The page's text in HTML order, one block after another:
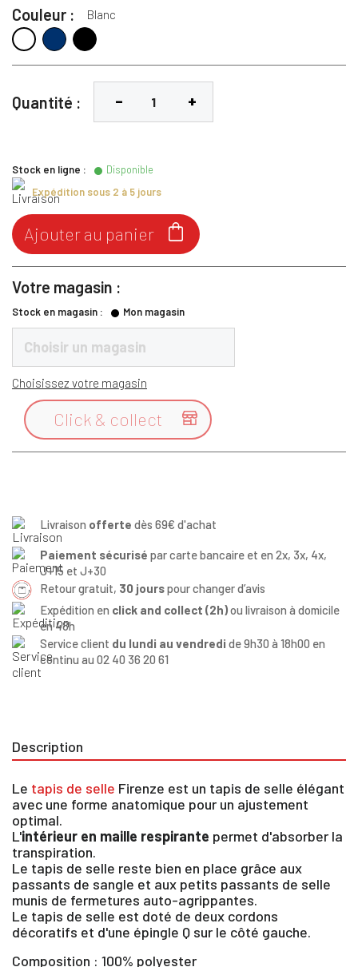
Couleur : Blanc
Blanc Navy Noir
Quantité :
Stock en ligne :
Disponible
Expédition sous 2 à 5 jours

Ajouter au panier
Votre magasin :
Stock en magasin : Mon magasin
Choisir un magasin
Choisissez votre magasin

Click & collect
Livraison offerte dès 69€ d'achat
Paiement sécurisé par carte bancaire et en 2x, 3x, 4x,
J+15 et J+30
Retour gratuit, 30 jourspour changer d’avis
Expédition en click and collect (2h)ou livraison à domicile
en 48h
Service client du lundi au vendredi de 9h30 à 18h00 en
continu au 02 40 36 20 61
Description
Le tapis de selle Firenze est un tapis de selle élégant
avec une forme anatomique pour un ajustement
optimal.
L'intérieur en maille respirante permet d'absorber la
transpiration.
Le tapis de selle reste bien en place grâce aux
passants de sangle et aux petits passants de selle
munis de fermetures auto-agrippantes.
Le tapis de selle est doté de deux cordons
décoratifs et d'une épingle Q sur le côté gauche.
Composition : 100% polyester
×